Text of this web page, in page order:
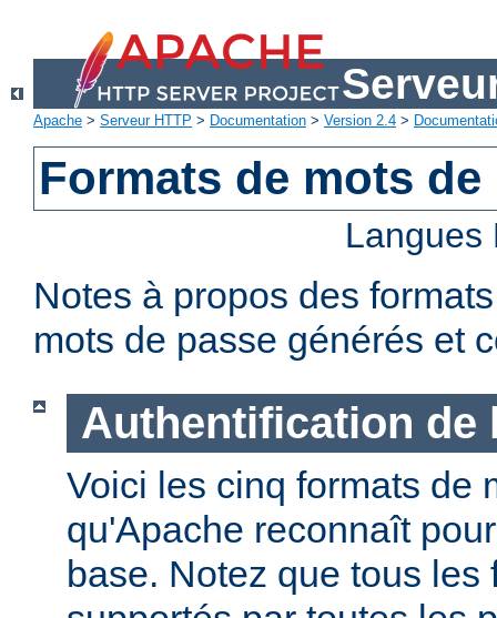
Apache > Serveur HTTP > Documentation > Version 2.4 >
Formats de mots de
Notes à propos des
mots de passe générés et
Authentification de
Voici les cinq formats de
qu'Apache reconnaît
base. Notez que tous les